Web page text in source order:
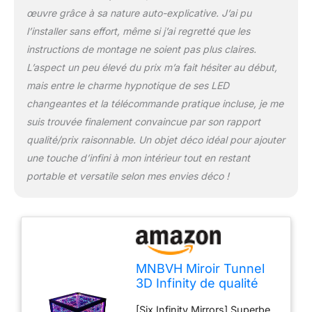
autour de son miroir pour
présenter des effets optiques
vraiment incroyables !
Utilisation intérieure et
extérieure, décoration de
Pâques, vacances en famille
et décoration de fête ou
comme cadeau pour les
enfants. [Dimensions] 20cm
x 20cm x 20cm. Miroir
cubique, peut être utilisé pour
les lumières LED, les miroirs,
les décorations. Avec la
dynamiques et 50 modes
musicaux. [Tunnel Light
Mirror] C'est un cadeau
parfait pour les amis, un beau
œuvre grâce à sa nature auto-explicative. J’ai pu
l’installer sans effort, même si j’ai regretté que les
instructions de montage ne soient pas plus claires.
L’aspect un peu élevé du prix m’a fait hésiter au début,
mais entre le charme hypnotique de ses LED
changeantes et la télécommande pratique incluse, je me
suis trouvée finalement convaincue par son rapport
qualité/prix raisonnable. Un objet déco idéal pour ajouter
une touche d’infini à mon intérieur tout en restant
portable et versatile selon mes envies déco !
MNBVH Miroir Tunnel
3D Infinity de qualité